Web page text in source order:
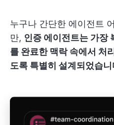
누구나 간단한 에이전트
만, 인증 에이전트는 가장
를 완료한 맥락 속에서 처
도록 특별히 설계되었습니